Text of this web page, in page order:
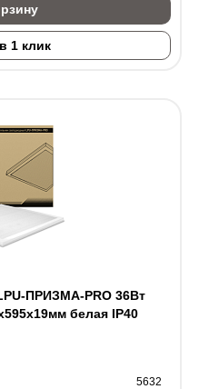
1 клик
ПРИЗМА-PRO 36Вт
белая IP40
5632